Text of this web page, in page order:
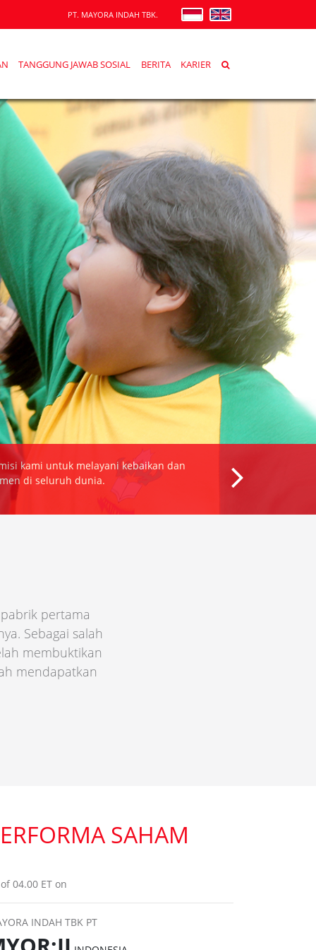
PT. MAYORA INDAH TBK.
TANGGUNG JAWAB SOSIAL BERITA KARIER
KOPIKO, LEBIH DARI
pertama
Sebagai salah
membuktikan
mendapatkan
SAHAM
04.00 ET on
INDAH TBK PT